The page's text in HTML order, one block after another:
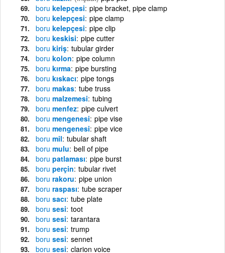
boru kelepçesi pipe bracket, pipe clamp
boru kelepçesi pipe clamp
boru kelepçesi pipe clip
boru keskisi pipe cutter
boru kiriş tubular girder
boru kolon pipe column
boru kırma pipe bursting
boru kıskacı pipe tongs
boru makas tube truss
boru malzemesi tubing
boru menfez pipe culvert
boru mengenesi pipe vise
boru mengenesi pipe vice
boru mil tubular shaft
boru mulu bell of pipe
boru patlaması pipe burst
boru perçin tubular rivet
boru rakoru pipe union
boru raspası tube scraper
boru sacı tube plate
boru sesi toot
boru sesi tarantara
boru sesi trump
boru sesi sennet
boru sesi clarion voice